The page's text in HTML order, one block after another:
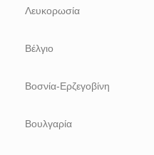
Λευκορωσία
Βέλγιο
Βοσνία-Ερζεγοβίνη
Βουλγαρία